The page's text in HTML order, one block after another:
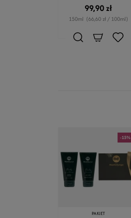
99,90 zł
150ml (66,60 zł / 100ml)
-15%
PAKIET